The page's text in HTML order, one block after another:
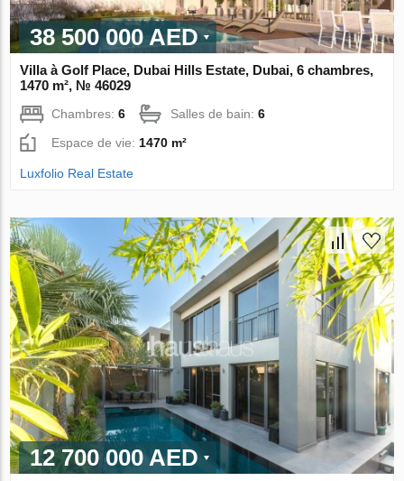
38 500 000 AED
Villa à Golf Place, Dubai Hills Estate, Dubai, 6 chambres,
1470 m², № 46029
Chambres:6 Salles de bain:6
Espace de vie: 1470 m²
Luxfolio Real Estate
12 700 000 AED